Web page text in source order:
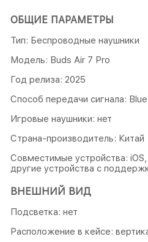
ОБЩИЕ ПАРАМЕТРЫ
Тип: Беспроводные наушники
Модель: Buds Air 7 Pro
Год релиза: 2025
Способ передачи сигнала:
Игровые наушники: нет
Страна-производитель: Китай
Совместимые устройства:
другие устройства с
ВНЕШНИЙ ВИД
Подсветка: нет
Расположение в кейсе: